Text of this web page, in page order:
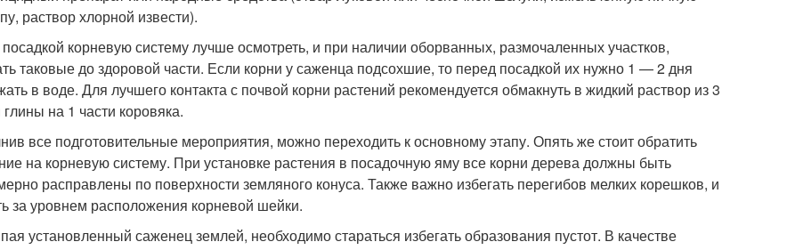
раствор хлорной извести).
корневую систему лучше осмотреть, и при наличии оборванных, размочаленных участков,
таковые до здоровой части. Если корни у саженца подсохшие, то перед посадкой их нужно 1 — 2 дня
в воде. Для лучшего контакта с почвой корни растений рекомендуется обмакнуть в жидкий раствор из 3
глины на 1 части коровяка.
все подготовительные мероприятия, можно переходить к основному этапу. Опять же стоит обратить
на корневую систему. При установке растения в посадочную яму все корни дерева должны быть
расправлены по поверхности земляного конуса. Также важно избегать перегибов мелких корешков, и
за уровнем расположения корневой шейки.
установленный саженец землей, необходимо стараться избегать образования пустот. В качестве